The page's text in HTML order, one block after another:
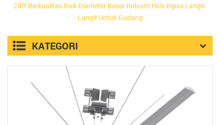
24ft Berkualitas Baik Diameter Besar Industri Hvls Kipas Langit-
Langit Untuk Gudang
KATEGORI